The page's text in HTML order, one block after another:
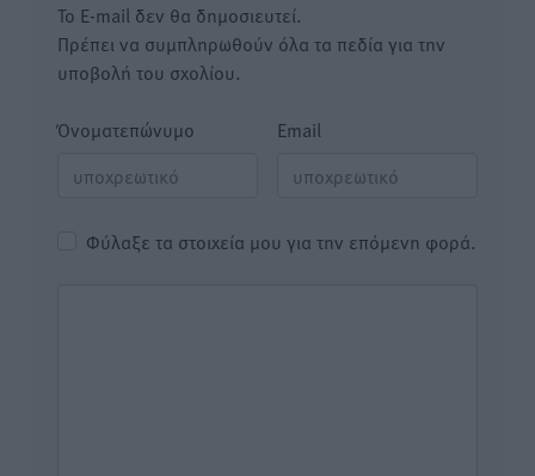
Το E-mail δεν θα δημοσιευτεί.
Πρέπει να συμπληρωθούν όλα τα πεδία για την
υποβολή του σχολίου.
Όνοματεπώνυμο Email
Φύλαξε τα στοιχεία μου για την επόμενη φορά.